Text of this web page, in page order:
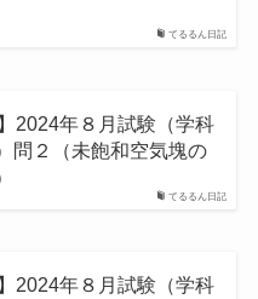
てるるん日記
てるるん日記
2024年８月試験（学科
問２（未飽和空気塊の
2024年８月試験（学科